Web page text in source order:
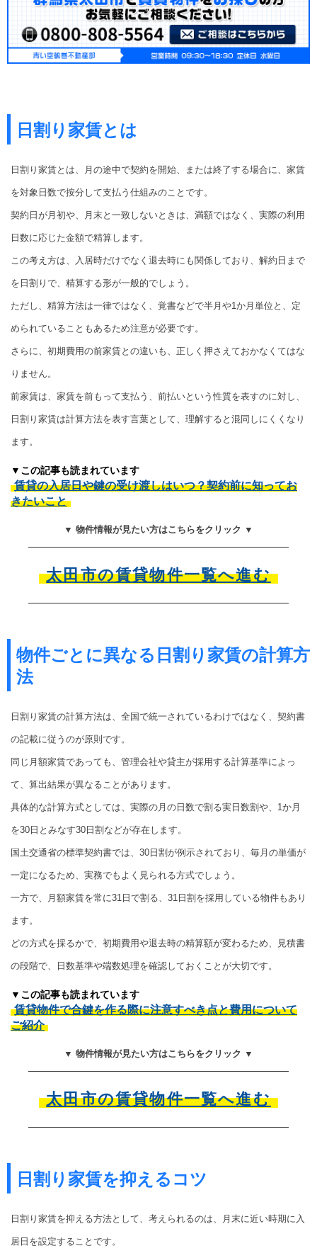
日割り家賃とは
日割り家賃とは、月の途中で契約を開始、または終了する場合に、家賃
を対象日数で按分して支払う仕組みのことです。
契約日が月初や、月末と一致しないときは、満額ではなく、実際の利用
日数に応じた金額で精算します。
この考え方は、入居時だけでなく退去時にも関係しており、解約日まで
を日割りで、精算する形が一般的でしょう。
ただし、精算方法は一律ではなく、覚書などで半月や1か月単位と、定
められていることもあるため注意が必要です。
さらに、初期費用の前家賃との違いも、正しく押さえておかなくてはな
りません。
前家賃は、家賃を前もって支払う、前払いという性質を表すのに対し、
日割り家賃は計算方法を表す言葉として、理解すると混同しにくくなり
ます。
▼この記事も読まれています
賃貸の入居日や鍵の受け渡しはいつ？契約前に知ってお
きたいこと
▼ 物件情報が見たい方はこちらをクリック ▼
太田市の賃貸物件一覧へ進む
物件ごとに異なる日割り家賃の計算方
法
日割り家賃の計算方法は、全国で統一されているわけではなく、契約書
の記載に従うのが原則です。
同じ月額家賃であっても、管理会社や貸主が採用する計算基準によっ
て、算出結果が異なることがあります。
具体的な計算方式としては、実際の月の日数で割る実日数割や、1か月
を30日とみなす30日割などが存在します。
国土交通省の標準契約書では、30日割が例示されており、毎月の単価が
一定になるため、実務でもよく見られる方式でしょう。
一方で、月額家賃を常に31日で割る、31日割を採用している物件もあり
ます。
どの方式を採るかで、初期費用や退去時の精算額が変わるため、見積書
の段階で、日数基準や端数処理を確認しておくことが大切です。
▼この記事も読まれています
賃貸物件で合鍵を作る際に注意すべき点と費用について
ご紹介
▼ 物件情報が見たい方はこちらをクリック ▼
太田市の賃貸物件一覧へ進む
日割り家賃を抑えるコツ
日割り家賃を抑える方法として、考えられるのは、月末に近い時期に入
居日を設定することです。